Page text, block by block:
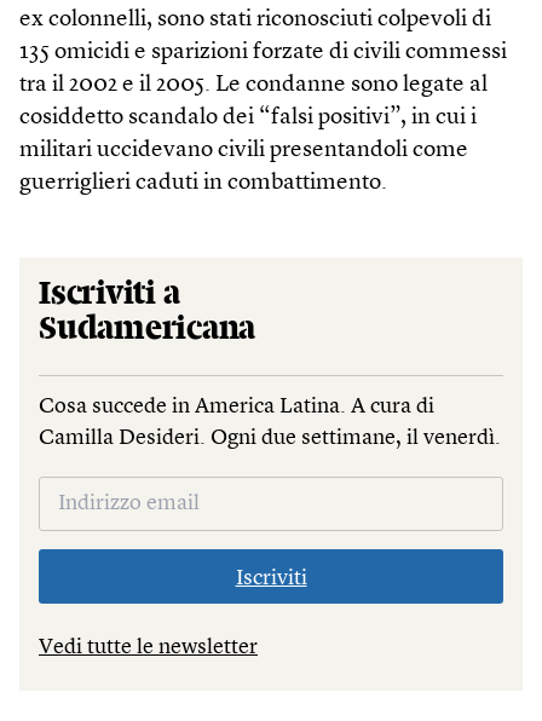
ex colonnelli, sono stati riconosciuti colpevoli di
135 omicidi e sparizioni forzate di civili commessi
tra il 2002 e il 2005. Le condanne sono legate al
cosiddetto scandalo dei “falsi positivi”, in cui i
militari uccidevano civili presentandoli come
guerriglieri caduti in combattimento.
Iscriviti a
Sudamericana
Cosa succede in America Latina. A cura di
Camilla Desideri. Ogni due settimane, il venerdì.
Iscriviti
Vedi tutte le newsletter